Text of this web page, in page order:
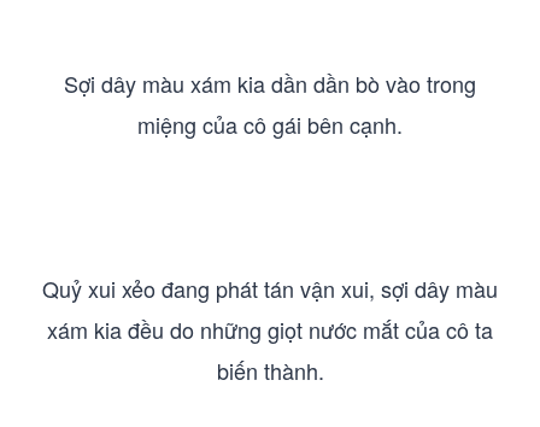
Sợi dây màu xám kia dần dần bò vào trong
miệng của cô gái bên cạnh.
Quỷ xui xẻo đang phát tán vận xui, sợi dây màu
xám kia đều do những giọt nước mắt của cô ta
biến thành.